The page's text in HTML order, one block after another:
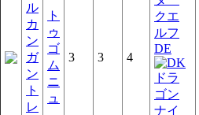
ル
カ
ン
ガ
ン
ト
レ
ト
ゥ
ゴ
ム
ニ
ュ
3 3 4
DE